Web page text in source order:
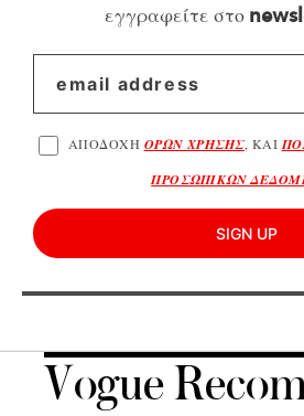
εγγραφείτε στο
ΑΠΟΔΟΧΗ ΟΡΩΝ ΧΡΗΣΗΣ, ΚΑΙ
ΠΡΟΣΩΠΙΚΩΝ
SIGN UP
Vogue